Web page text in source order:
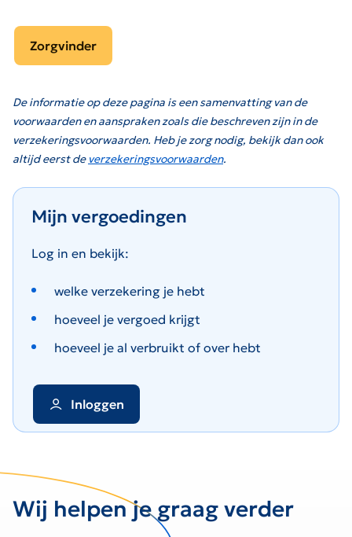
Zorgvinder
De informatie op deze pagina is een samenvatting van de
voorwaarden en aanspraken zoals die beschreven zijn in de
verzekeringsvoorwaarden. Heb je zorg nodig, bekijk dan ook
altijd eerst de verzekeringsvoorwaarden.
Mijn vergoedingen
Log in en bekijk:
welke verzekering je hebt
hoeveel je vergoed krijgt
hoeveel je al verbruikt of over hebt
Inloggen
Wij helpen je graag verder